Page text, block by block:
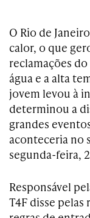
O Rio de
calor, o que
reclamações
água e a alta
jovem levou à
determinou a
grandes
aconteceria no
segunda-feira,
Responsável
T4F disse pelas